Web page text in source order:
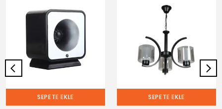
SEPETE EKLE SEPETE EKLE